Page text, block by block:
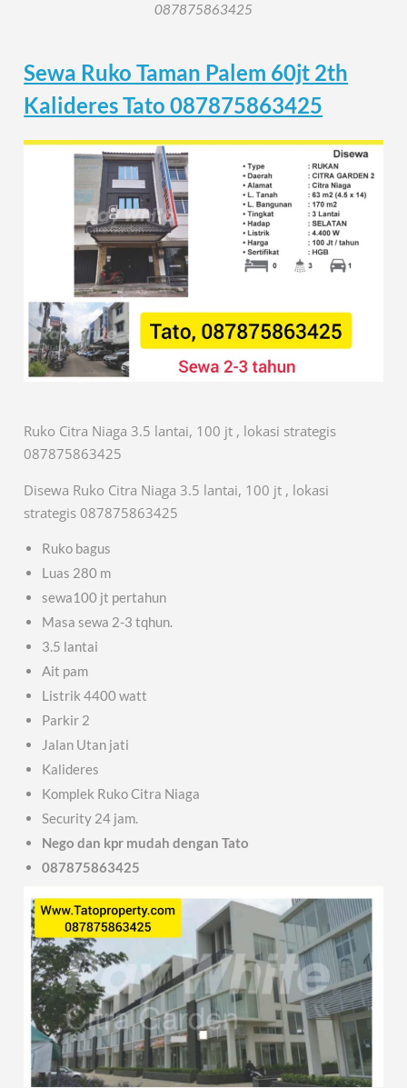
087875863425
Sewa Ruko Taman Palem 60jt 2th
Kalideres Tato 087875863425
Ruko Citra Niaga 3.5 lantai, 100 jt , lokasi strategis
087875863425
Disewa Ruko Citra Niaga 3.5 lantai, 100 jt , lokasi
strategis 087875863425
Ruko bagus
Luas 280 m
sewa100 jt pertahun
Masa sewa 2-3 tqhun.
3.5 lantai
Ait pam
Listrik 4400 watt
Parkir 2
Jalan Utan jati
Kalideres
Komplek Ruko Citra Niaga
Security 24 jam.
Nego dan kpr mudah dengan Tato
087875863425